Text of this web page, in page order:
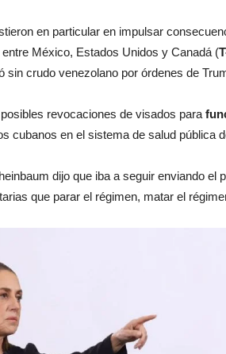
en particular en impulsar
entre México, Estados Unidos y Canadá (
sin crudo venezolano por órdenes de
revocaciones de visados para
cubanos en el sistema de salud pública
dijo que iba a seguir enviando
que parar el régimen, matar el